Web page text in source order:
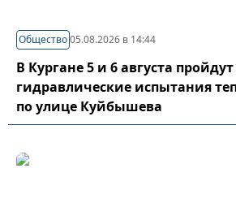
Общество05.08.2026 в 14:44
В Кургане 5 и 6 августа
гидравлические испытания
по улице Куйбышева